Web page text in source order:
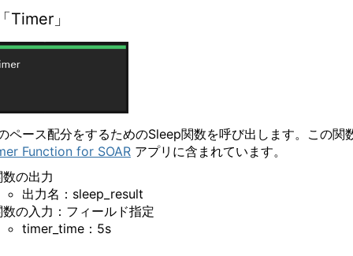
Timer 」
ペース配分をするためのSleep関数を呼び出します。この関
Function for SOAR アプリに含まれています。
数の出力
出力名： sleep_result
数の入力：フィールド指定
timer_time ： 5s